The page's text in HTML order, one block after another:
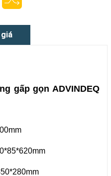
gấp gọn ADVINDEQ